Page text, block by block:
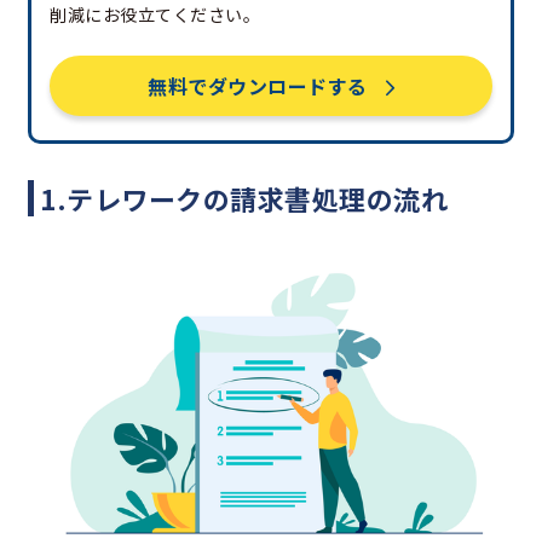
削減にお役立てください。
無料でダウンロードする
1.テレワークの請求書処理の流れ